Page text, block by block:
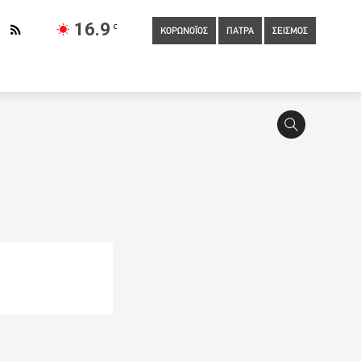
16.9 C
ΚΟΡΩΝΟΪΟΣ ΠΑΤΡΑ ΣΕΙΣΜΟΣ
Δολοφονία γυναίκας έξω από το σπίτι της στην
Κακουργηματική δίωξη κατά του γιατρού για